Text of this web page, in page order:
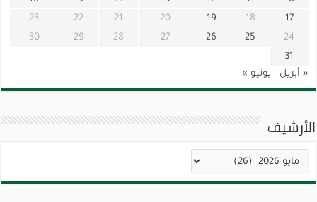
17
18
19
20
21
22
23
24
25
26
27
28
29
30
31
« أبريل
يونيو »
الأرشيف
الأرشيف